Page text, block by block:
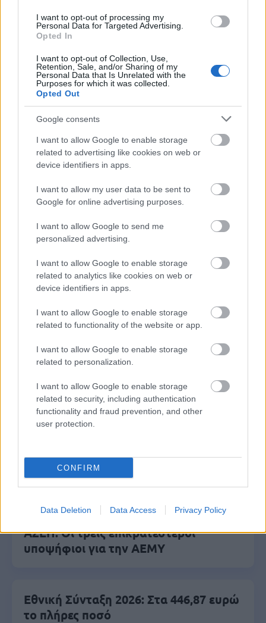
I want to opt-out of processing my
Personal Data for Targeted Advertising.
Opted In
I want to opt-out of Collection, Use,
Retention, Sale, and/or Sharing of my
Personal Data that Is Unrelated with the
Purposes for which it was collected.
Opted Out
Google consents
I want to allow Google to enable storage
related to advertising like cookies on web or
device identifiers in apps.
I want to allow my user data to be sent to
Google for online advertising purposes.
I want to allow Google to send me
personalized advertising.
I want to allow Google to enable storage
related to analytics like cookies on web or
device identifiers in apps.
I want to allow Google to enable storage
related to functionality of the website or app.
I want to allow Google to enable storage
related to personalization.
I want to allow Google to enable storage
related to security, including authentication
functionality and fraud prevention, and other
user protection.
CONFIRM
Data Deletion Data Access Privacy Policy
ΑΣΕΠ: Εξ αποστάσεως η πιο Εύκολη
Πιστοποίηση Υπολογιστών σε 2
μέρες
Μάθε πρώτος όλες τις σημαντικές
Βάλε το proson.gr στα αποτελέσματα
αναζήτησης της Google
Δημοφιλείς Ειδήσεις
Πυροσβεστική Σχολή: Νέος
κανονισμός για δόκιμους – Τι αλλάζει
σε διαμονή, σίτιση και πρακτική
εκπαίδευση
Σχολεία: 42 προσλήψεις καθαριστών
στον Δήμο Ηγουμενίτσας
ΑΣΕΠ: Οι τρεις επικρατέστεροι
υποψήφιοι για την ΑΕΜΥ
Εθνική Σύνταξη 2026: Στα 446,87 ευρώ
το πλήρες ποσό